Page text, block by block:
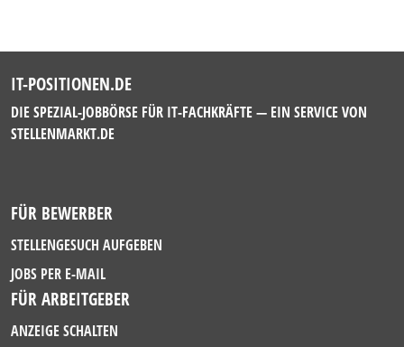
IT-POSITIONEN.DE
DIE SPEZIAL-JOBBÖRSE FÜR IT-FACHKRÄFTE — EIN SERVICE VON
STELLENMARKT.DE
FÜR BEWERBER
STELLENGESUCH AUFGEBEN
JOBS PER E-MAIL
FÜR ARBEITGEBER
ANZEIGE SCHALTEN